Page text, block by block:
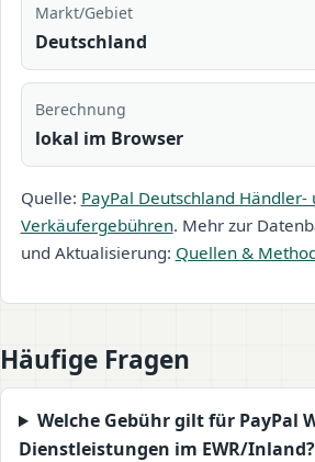
Markt/Gebiet
Deutschland
Berechnung
lokal im Browser
Quelle: PayPal Deutschland Händler-
Verkäufergebühren. Mehr zur
und Aktualisierung: Quellen &
Häufige Fragen
Welche Gebühr gilt für PayPal
Dienstleistungen im EWR/Inland?